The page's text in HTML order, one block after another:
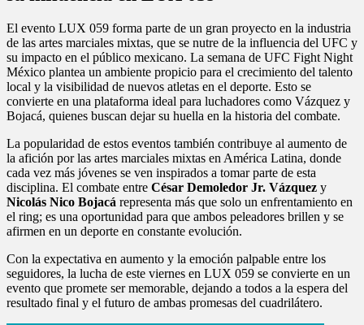
El evento LUX 059 forma parte de un gran proyecto en la industria
de las artes marciales mixtas, que se nutre de la influencia del UFC y
su impacto en el público mexicano. La semana de UFC Fight Night
México plantea un ambiente propicio para el crecimiento del talento
local y la visibilidad de nuevos atletas en el deporte. Esto se
convierte en una plataforma ideal para luchadores como Vázquez y
Bojacá, quienes buscan dejar su huella en la historia del combate.
La popularidad de estos eventos también contribuye al aumento de
la afición por las artes marciales mixtas en América Latina, donde
cada vez más jóvenes se ven inspirados a tomar parte de esta
disciplina. El combate entre César Demoledor Jr. Vázquez y
Nicolás Nico Bojacá representa más que solo un enfrentamiento en
el ring; es una oportunidad para que ambos peleadores brillen y se
afirmen en un deporte en constante evolución.
Con la expectativa en aumento y la emoción palpable entre los
seguidores, la lucha de este viernes en LUX 059 se convierte en un
evento que promete ser memorable, dejando a todos a la espera del
resultado final y el futuro de ambas promesas del cuadrilátero.